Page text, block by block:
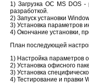
1) Загрузка ОС MS DOS
разработкой.
2) Запуск установки
3) Установка параметров
4) Окончание установки,
План последующей
1) Настройка параметров
2) Установка офисного
3) Установка
4) Тестирование и правки